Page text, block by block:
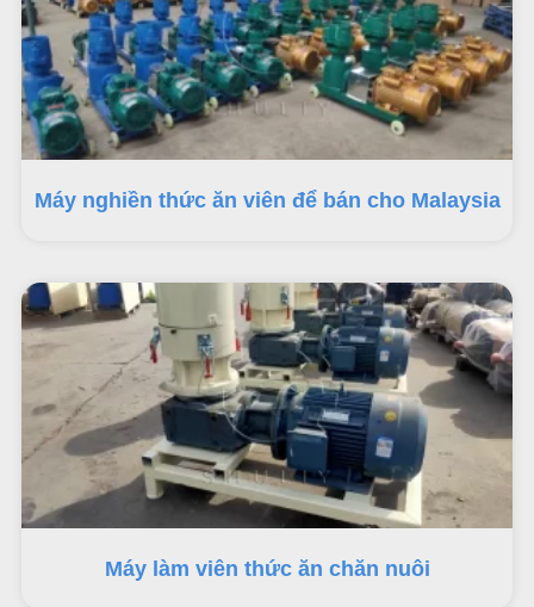
Máy nghiền thức ăn viên để bán cho Malaysia
Máy làm viên thức ăn chăn nuôi